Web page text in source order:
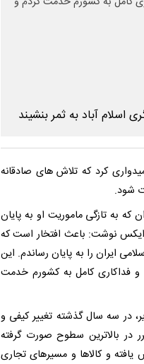
کرد که تلاش های صادقانه
شود.
که به تازگی ماموریت او به پایان
نوشت: باعث افتخار است که
ایران را به پایان رساندم. این
فداکاری کامل به کشورم خدمت
در سه سال گذشته تغییر کیفی و
در بالاترین سطوح صورت گرفته
و کالاها و مسیرهای تجاری